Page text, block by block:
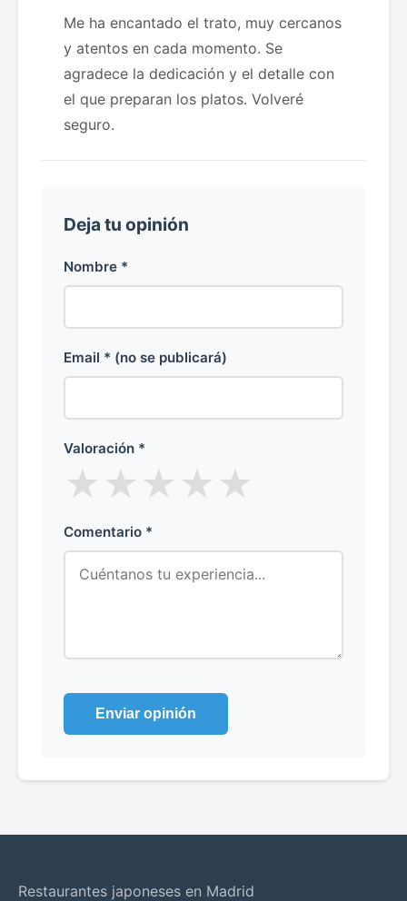
Me ha encantado el trato, muy cercanos
y atentos en cada momento. Se
agradece la dedicación y el detalle con
el que preparan los platos. Volveré
seguro.
Deja tu opinión
Nombre *
Email * (no se publicará)
Valoración *
★
★
★
★
★
Comentario *
Enviar opinión
Restaurantes japoneses en Madrid